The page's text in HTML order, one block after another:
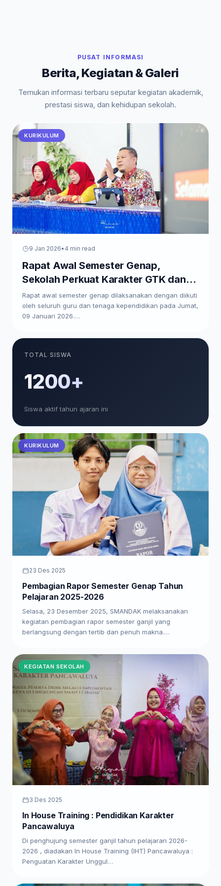
PUSAT INFORMASI
Berita, Kegiatan & Galeri
Temukan informasi terbaru seputar kegiatan akademik,
prestasi siswa, dan kehidupan sekolah.
KURIKULUM
9 Jan 2026• 4 min read
Rapat Awal Semester Genap,
Sekolah Perkuat Karakter GTK dan
Paparkan Program Kerja
Rapat awal semester genap dilaksanakan dengan diikuti
oleh seluruh guru dan tenaga kependidikan pada Jumat,
09 Januari 2026.…
TOTAL SISWA
1200+
Siswa aktif tahun ajaran ini
KURIKULUM
23 Des 2025
Pembagian Rapor Semester Genap Tahun
Pelajaran 2025-2026
Selasa, 23 Desember 2025, SMANDAK melaksanakan
kegiatan pembagian rapor semester ganjil yang
berlangsung dengan tertib dan penuh makna.…
KEGIATAN SEKOLAH
3 Des 2025
In House Training : Pendidikan Karakter
Pancawaluya
Di penghujung semester ganjil tahun pelajaran 2026-
2026 , diadakan In House Training (IHT) Pancawaluya :
Penguatan Karakter Unggul…